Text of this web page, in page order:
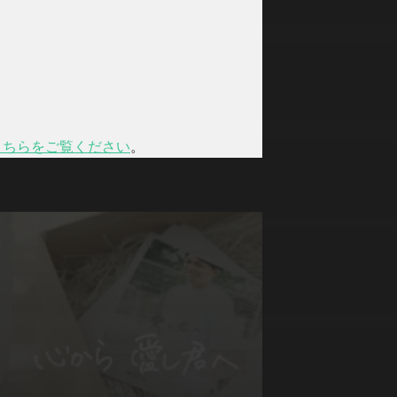
らをご覧ください。